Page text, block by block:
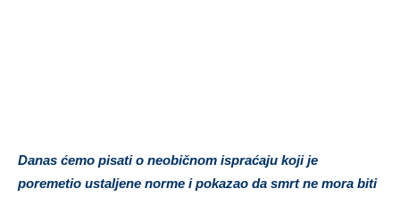
Danas ćemo pisati o neobičnom ispraćaju koji je
poremetio ustaljene norme i pokazao da smrt ne mora biti